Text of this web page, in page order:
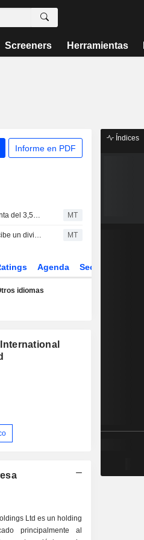
Screeners Herramientas
Informe en PDF
EVE Energy autoriza la venta del 3,5% de su participación en Smoore International MT
La filial de EVE Energy recibe un dividendo de 375 millones HKD de Smoore MT
Agenda Sector
idiomas
Ltd es un holding
principalmente al
Índices